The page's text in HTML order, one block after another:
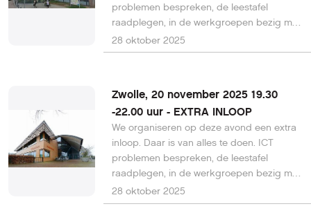
problemen bespreken, de leestafel
raadplegen, in de werkgroepen bezig met
de verschillende programma's.
28 oktober 2025
Zwolle, 20 november 2025 19.30
-22.00 uur - EXTRA INLOOP
We organiseren op deze avond een extra
inloop. Daar is van alles te doen. ICT
problemen bespreken, de leestafel
raadplegen, in de werkgroepen bezig met
de verschillende programma's.
28 oktober 2025